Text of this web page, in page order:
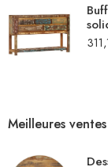
Meilleures ventes